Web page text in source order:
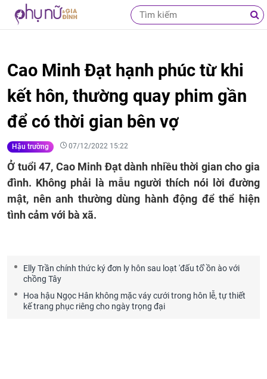
Cao Minh Đạt hạnh phúc từ khi
kết hôn, thường quay phim gần
để có thời gian bên vợ
Hậu trường 07/12/2022 15:22
Ở tuổi 47, Cao Minh Đạt dành nhiều thời gian cho gia
đình. Không phải là mẫu người thích nói lời đường
mật, nên anh thường dùng hành động để thể hiện
tình cảm với bà xã.
Elly Trần chính thức ký đơn ly hôn sau loạt 'đấu tố' ồn ào với
chồng Tây
Hoa hậu Ngọc Hân không mặc váy cưới trong hôn lễ, tự thiết
kế trang phục riêng cho ngày trọng đại